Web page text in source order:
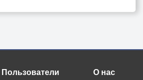
Пользователи О нас